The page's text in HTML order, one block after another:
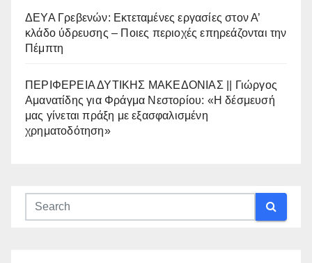
ΔΕΥΑ Γρεβενών: Εκτεταμένες εργασίες στον Α’
κλάδο ύδρευσης – Ποιες περιοχές επηρεάζονται την
Πέμπτη
ΠΕΡΙΦΕΡΕΙΑ ΔΥΤΙΚΗΣ ΜΑΚΕΔΟΝΙΑΣ || Γιώργος
Αμανατίδης για Φράγμα Νεστορίου: «Η δέσμευσή
μας γίνεται πράξη με εξασφαλισμένη
χρηματοδότηση»